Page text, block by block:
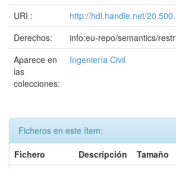
URI :
http://hdl.handle.net/
Derechos:
info:eu-repo/semantics/
Aparece en
las
colecciones:
Ingeniería Civil
Ficheros en este ítem:
Fichero
Descripción Tamaño